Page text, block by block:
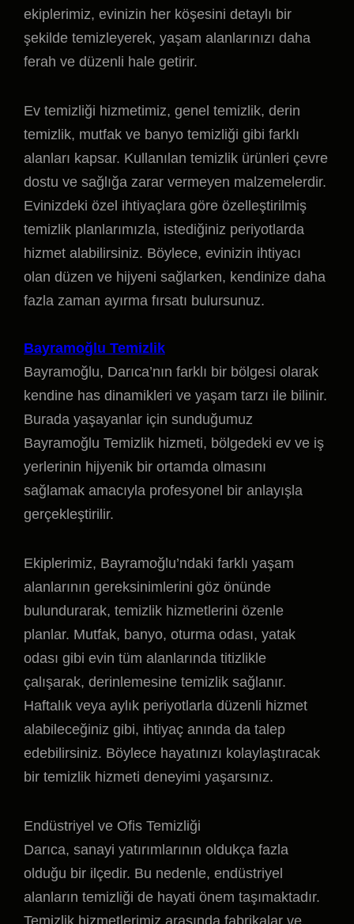
ekiplerimiz, evinizin her köşesini detaylı bir
şekilde temizleyerek, yaşam alanlarınızı daha
ferah ve düzenli hale getirir.
Ev temizliği hizmetimiz, genel temizlik, derin
temizlik, mutfak ve banyo temizliği gibi farklı
alanları kapsar. Kullanılan temizlik ürünleri çevre
dostu ve sağlığa zarar vermeyen malzemelerdir.
Evinizdeki özel ihtiyaçlara göre özelleştirilmiş
temizlik planlarımızla, istediğiniz periyotlarda
hizmet alabilirsiniz. Böylece, evinizin ihtiyacı
olan düzen ve hijyeni sağlarken, kendinize daha
fazla zaman ayırma fırsatı bulursunuz.
Bayramoğlu Temizlik
Bayramoğlu, Darıca’nın farklı bir bölgesi olarak
kendine has dinamikleri ve yaşam tarzı ile bilinir.
Burada yaşayanlar için sunduğumuz
Bayramoğlu Temizlik hizmeti, bölgedeki ev ve iş
yerlerinin hijyenik bir ortamda olmasını
sağlamak amacıyla profesyonel bir anlayışla
gerçekleştirilir.
Ekiplerimiz, Bayramoğlu’ndaki farklı yaşam
alanlarının gereksinimlerini göz önünde
bulundurarak, temizlik hizmetlerini özenle
planlar. Mutfak, banyo, oturma odası, yatak
odası gibi evin tüm alanlarında titizlikle
çalışarak, derinlemesine temizlik sağlanır.
Haftalık veya aylık periyotlarla düzenli hizmet
alabileceğiniz gibi, ihtiyaç anında da talep
edebilirsiniz. Böylece hayatınızı kolaylaştıracak
bir temizlik hizmeti deneyimi yaşarsınız.
Endüstriyel ve Ofis Temizliği
Darıca, sanayi yatırımlarının oldukça fazla
olduğu bir ilçedir. Bu nedenle, endüstriyel
alanların temizliği de hayati önem taşımaktadır.